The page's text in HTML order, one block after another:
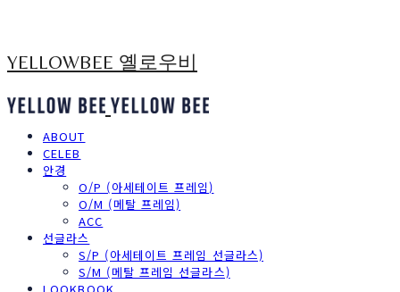
YELLOWBEE 옐로우비
ABOUT
CELEB
안경
O/P (아세테이트 프레임)
O/M (메탈 프레임)
ACC
선글라스
S/P (아세테이트 프레임 선글라스)
S/M (메탈 프레임 선글라스)